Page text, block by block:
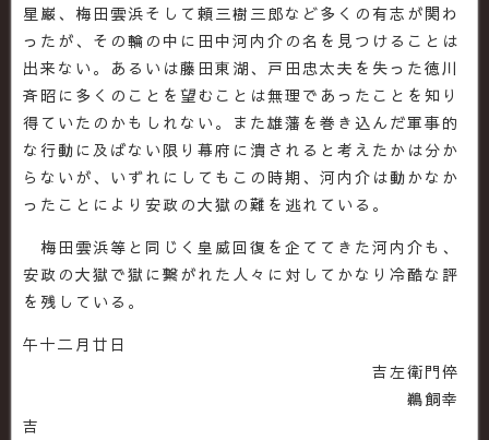
星巌、梅田雲浜そして頼三樹三郎など多くの有志が関わ
ったが、その輪の中に田中河内介の名を見つけることは
出来ない。あるいは藤田東湖、戸田忠太夫を失った徳川
斉昭に多くのことを望むことは無理であったことを知り
得ていたのかもしれない。また雄藩を巻き込んだ軍事的
な行動に及ばない限り幕府に潰されると考えたかは分か
らないが、いずれにしてもこの時期、河内介は動かなか
ったことにより安政の大獄の難を逃れている。
梅田雲浜等と同じく皇威回復を企ててきた河内介も、
安政の大獄で獄に繋がれた人々に対してかなり冷酷な評
を残している。
午十二月廿日
吉左衛門倅
鵜飼幸
吉